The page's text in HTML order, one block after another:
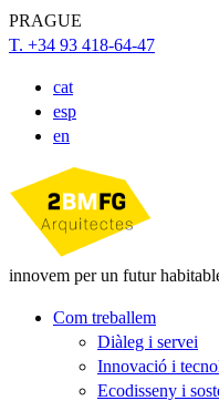
PRAGUE
T. +34 93 418-64-47
cat
esp
en
innovem per un futur
Com treballem
Diàleg i servei
Innovació i
Ecodisseny i